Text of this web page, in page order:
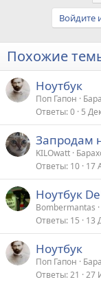
Войдите
Похожие
Ноутбук
Поп Гапон
Ответы 0 5
Запродам
KILOwatt
Ответы 10 17
Ноутбук
Bombermantas
Ответы 15 13
Ноутбук
Поп Гапон
Ответы 21 27